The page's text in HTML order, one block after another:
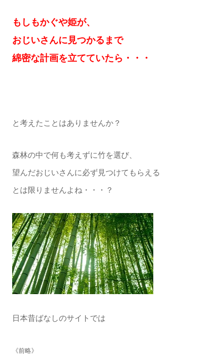
もしもかぐや姫が、
おじいさんに見つかるまで
綿密な計画を立てていたら・・・
と考えたことはありませんか？
森林の中で何も考えずに竹を選び、
望んだおじいさんに必ず見つけてもらえる
とは限りませんよね・・・？
日本昔ばなしのサイトでは
《前略》